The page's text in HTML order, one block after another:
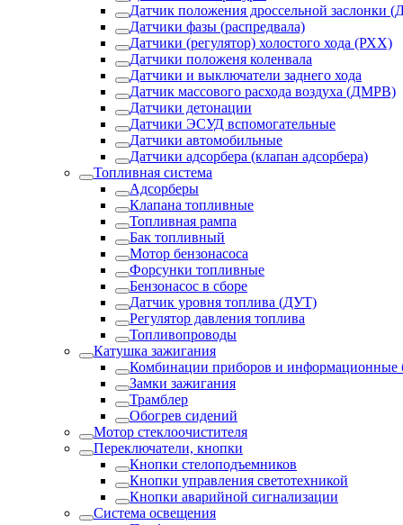
Датчик положения дроссельной заслонки
Датчики фазы (распредвала)
Датчики (регулятор) холостого хода (РХХ)
Датчики положеня коленвала
Датчики и выключатели заднего хода
Датчик массового расхода воздуха (ДМРВ)
Датчики детонации
Датчики ЭСУД вспомогательные
Датчики автомобильные
Датчики адсорбера (клапан адсорбера)
Топливная система
Адсорберы
Клапана топливные
Топливная рампа
Бак топливный
Мотор бензонасоса
Форсунки топливные
Бензонасос в сборе
Датчик уровня топлива (ДУТ)
Регулятор давления топлива
Топливопроводы
Катушка зажигания
Комбинации приборов и информационные
Замки зажигания
Трамблер
Обогрев сидений
Мотор стеклоочистителя
Переключатели, кнопки
Кнопки стелоподъемников
Кнопки управления светотехникой
Кнопки аварийной сигнализации
Система освещения